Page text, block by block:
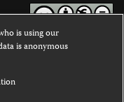
licensed under a
NoDerivatives 4.0
is using our
is anonymous